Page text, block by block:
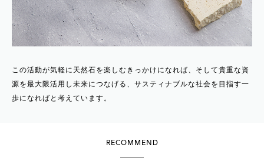
この活動が気軽に天然石を楽しむきっかけになれば、そして貴重な資
源を最大限活用し未来につなげる、サスティナブルな社会を目指す一
歩になればと考えています。
RECOMMEND